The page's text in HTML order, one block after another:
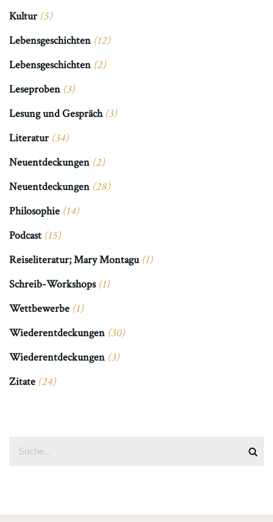
Kultur(5)
Lebensgeschichten (12)
Lebensgeschichten (2)
Leseproben (3)
Lesung und Gespräch(3)
Literatur(34)
Neuentdeckungen (2)
Neuentdeckungen (28)
Philosophie (14)
Podcast (15)
Reiseliteratur; Mary Montagu(1)
Schreib-Workshops(1)
Wettbewerbe (1)
Wiederentdeckungen (30)
Wiederentdeckungen (3)
Zitate (24)